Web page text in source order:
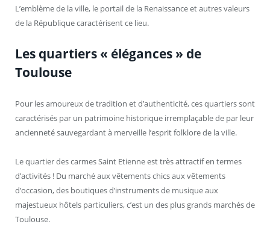
L’emblème de la ville, le portail de la Renaissance et autres valeurs
de la République caractérisent ce lieu.
Les quartiers « élégances » de
Toulouse
Pour les amoureux de tradition et d’authenticité, ces quartiers sont
caractérisés par un patrimoine historique irremplaçable de par leur
ancienneté sauvegardant à merveille l’esprit folklore de la ville.
Le quartier des carmes Saint Etienne est très attractif en termes
d’activités ! Du marché aux vêtements chics aux vêtements
d’occasion, des boutiques d’instruments de musique aux
majestueux hôtels particuliers, c’est un des plus grands marchés de
Toulouse.